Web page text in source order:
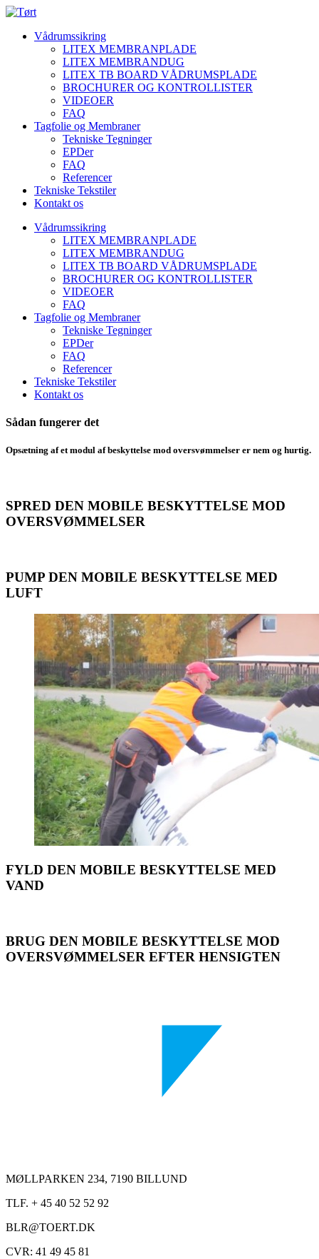
Vådrumssikring
LITEX MEMBRANPLADE
LITEX MEMBRANDUG
LITEX TB BOARD VÅDRUMSPLADE
BROCHURER OG KONTROLLISTER
VIDEOER
FAQ
Tagfolie og Membraner
Tekniske Tegninger
EPDer
FAQ
Referencer
Tekniske Tekstiler
Kontakt os
Vådrumssikring
LITEX MEMBRANPLADE
LITEX MEMBRANDUG
LITEX TB BOARD VÅDRUMSPLADE
BROCHURER OG KONTROLLISTER
VIDEOER
FAQ
Tagfolie og Membraner
Tekniske Tegninger
EPDer
FAQ
Referencer
Tekniske Tekstiler
Kontakt os
Sådan fungerer det
Opsætning af et modul af beskyttelse mod oversvømmelser er nem og hurtig.
SPRED DEN MOBILE BESKYTTELSE MOD
OVERSVØMMELSER
PUMP DEN MOBILE BESKYTTELSE MED
LUFT
FYLD DEN MOBILE BESKYTTELSE MED
VAND
BRUG DEN MOBILE BESKYTTELSE MOD
OVERSVØMMELSER EFTER HENSIGTEN
MØLLPARKEN 234, 7190 BILLUND
TLF. + 45 40 52 52 92
BLR@TOERT.DK
CVR: 41 49 45 81